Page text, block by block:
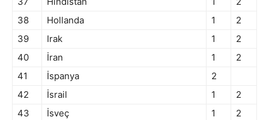
38
Hollanda 1
2
39
Irak 1
2
40
İran 1
2
41
İspanya
2
42
İsrail 1
2
43
İsveç 1
2